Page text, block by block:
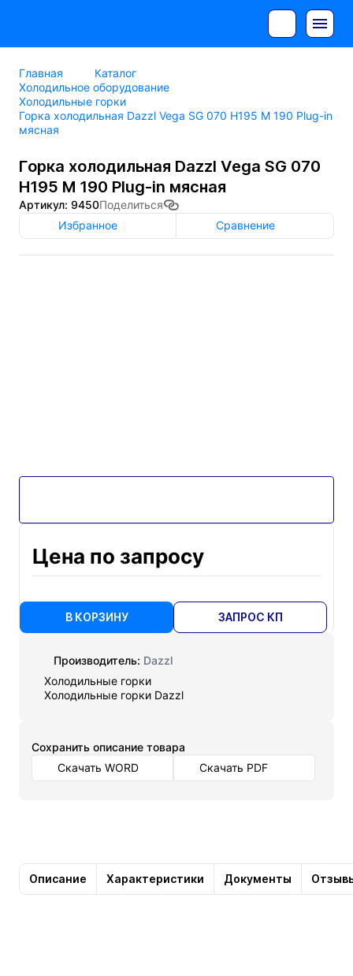
Главная
Каталог
Холодильное оборудование
Холодильные горки
Горка холодильная Dazzl Vega SG 070 H195 M 190 Plug-in
мясная
Горка холодильная Dazzl Vega SG 070
H195 M 190 Plug-in мясная
Артикул: 9450Поделиться
Избранное
Сравнение
Цена по запросу
В КОРЗИНУ ЗАПРОС КП
Производитель: Dazzl
Холодильные горки
Холодильные горки Dazzl
Cохранить описание товара
Скачать WORD
Скачать PDF
Описание Характеристики Документы